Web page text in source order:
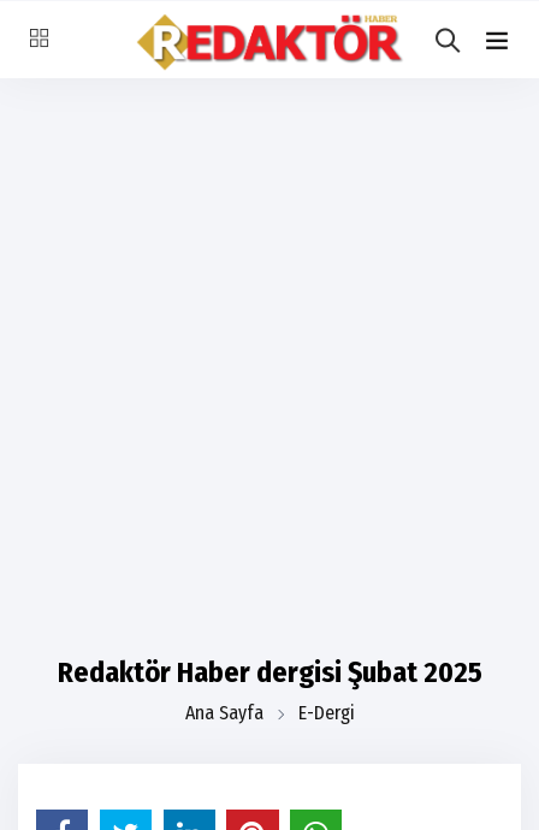
Redaktör Haber dergisi Şubat 2025
Ana Sayfa E-Dergi